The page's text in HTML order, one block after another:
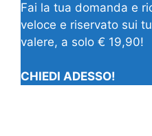
Fai la tua domanda e
veloce e riservato sui
valere, a solo € 19,90!
CHIEDI ADESSO!